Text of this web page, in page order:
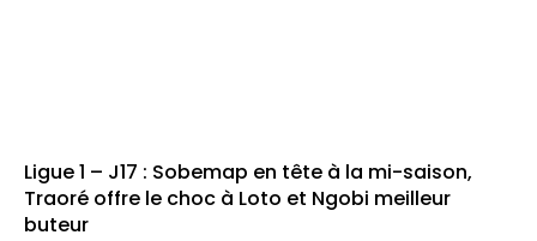
Ligue 1 – J17 : Sobemap en tête à la mi-saison,
Traoré offre le choc à Loto et Ngobi meilleur
buteur